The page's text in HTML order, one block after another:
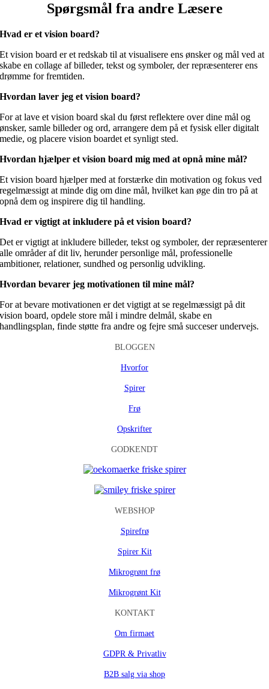
Spørgsmål fra andre Læsere
Hvad er et vision board?
Et vision board er et redskab til at visualisere ens ønsker og mål ved at
skabe en collage af billeder, tekst og symboler, der repræsenterer ens
drømme for fremtiden.
Hvordan laver jeg et vision board?
For at lave et vision board skal du først reflektere over dine mål og
ønsker, samle billeder og ord, arrangere dem på et fysisk eller digitalt
medie, og placere vision boardet et synligt sted.
Hvordan hjælper et vision board mig med at opnå mine mål?
Et vision board hjælper med at forstærke din motivation og fokus ved
regelmæssigt at minde dig om dine mål, hvilket kan øge din tro på at
opnå dem og inspirere dig til handling.
Hvad er vigtigt at inkludere på et vision board?
Det er vigtigt at inkludere billeder, tekst og symboler, der repræsenterer
alle områder af dit liv, herunder personlige mål, professionelle
ambitioner, relationer, sundhed og personlig udvikling.
Hvordan bevarer jeg motivationen til mine mål?
For at bevare motivationen er det vigtigt at se regelmæssigt på dit
vision board, opdele store mål i mindre delmål, skabe en
handlingsplan, finde støtte fra andre og fejre små succeser undervejs.
BLOGGEN
Hvorfor
Spirer
Frø
Opskrifter
GODKENDT
WEBSHOP
Spirefrø
Spirer Kit
Mikrogrønt frø
Mikrogrønt Kit
KONTAKT
Om firmaet
GDPR & Privatliv
B2B salg via shop